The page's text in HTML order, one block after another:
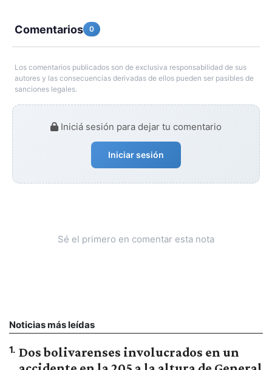
Comentarios 0
Los comentarios publicados son de exclusiva responsabilidad de sus
autores y las consecuencias derivadas de ellos pueden ser pasibles de
sanciones legales.
Iniciá sesión para dejar tu comentario
Iniciar sesión
Sé el primero en comentar esta nota
Noticias más leídas
1. Dos bolivarenses involucrados en un